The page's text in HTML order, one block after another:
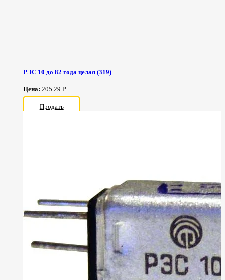
РЭС 10 до 82 года целая (319)
Цена:205.29 ₽
Продать